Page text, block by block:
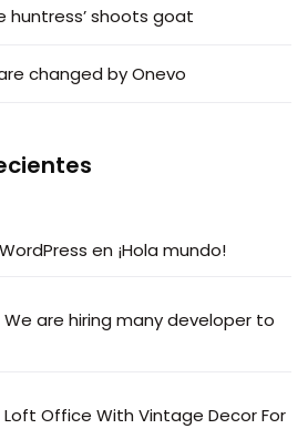
huntress’ shoots goat
changed by Onevo
en ¡Hola mundo!
We are hiring many developer to
Loft Office With Vintage Decor For